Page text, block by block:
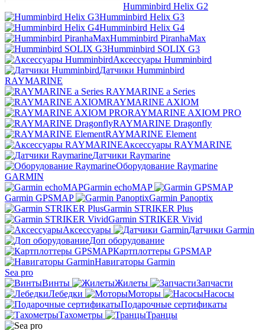
Humminbird Helix G2
Humminbird Helix G3
Humminbird Helix G4
Humminbird PiranhaMax
Humminbird SOLIX G3
Аксессуары Humminbird
Датчики Humminbird
RAYMARINE
RAYMARINE a Series
RAYMARINE AXIOM
RAYMARINE AXIOM PRO
RAYMARINE Dragonfly
RAYMARINE Element
Аксессуары RAYMARINE
Датчики Raymarine
Оборудование Raymarine
GARMIN
Garmin echoMAP
Garmin GPSMAP
Garmin Panoptix
Garmin STRIKER Plus
Garmin STRIKER Vivid
Аксессуары
Датчики Garmin
Доп оборудование
Картплоттеры GPSMAP
Навигаторы Garmin
Sea pro
Винты
Жилеты
Запчасти
Лебедки
Моторы
Насосы
Подарочные сертификаты
Тахометры
Транцы